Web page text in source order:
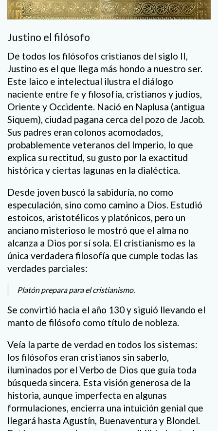
Justino el filósofo
De todos los filósofos cristianos del siglo II,
Justino es el que llega más hondo a nuestro ser.
Este laico e intelectual ilustra el diálogo
naciente entre fe y filosofía, cristianos y judíos,
Oriente y Occidente. Nació en Naplusa (antigua
Siquem), ciudad pagana cerca del pozo de Jacob.
Sus padres eran colonos acomodados,
probablemente veteranos del Imperio, lo que
explica su rectitud, su gusto por la exactitud
histórica y ciertas lagunas en la dialéctica.
Desde joven buscó la sabiduría, no como
especulación, sino como camino a Dios. Estudió
estoicos, aristotélicos y platónicos, pero un
anciano misterioso le mostró que el alma no
alcanza a Dios por sí sola. El cristianismo es la
única verdadera filosofía que cumple todas las
verdades parciales:
Platón prepara para el cristianismo.
Se convirtió hacia el año 130 y siguió llevando el
manto de filósofo como título de nobleza.
Veía la parte de verdad en todos los sistemas:
los filósofos eran cristianos sin saberlo,
iluminados por el Verbo de Dios que guía toda
búsqueda sincera. Esta visión generosa de la
historia, aunque imperfecta en algunas
formulaciones, encierra una intuición genial que
llegará hasta Agustín, Buenaventura y Blondel.